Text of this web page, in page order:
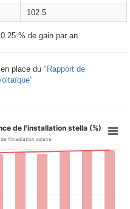
102.5
% de gain par an.
place du "Rapport de
de l'installation stella (%)
l'irradiation solaire